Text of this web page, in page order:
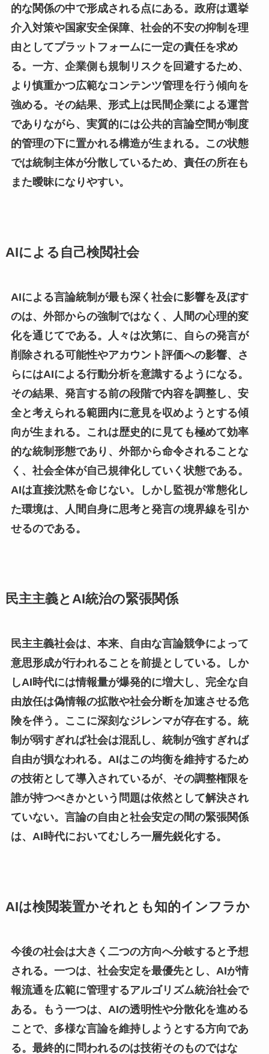
的な関係の中で形成される点にある。政府は選挙
介入対策や国家安全保障、社会的不安の抑制を理
由としてプラットフォームに一定の責任を求め
る。一方、企業側も規制リスクを回避するため、
より慎重かつ広範なコンテンツ管理を行う傾向を
強める。その結果、形式上は民間企業による運営
でありながら、実質的には公共的言論空間が制度
的管理の下に置かれる構造が生まれる。この状態
では統制主体が分散しているため、責任の所在も
また曖昧になりやすい。
AIによる自己検閲社会
AIによる言論統制が最も深く社会に影響を及ぼす
のは、外部からの強制ではなく、人間の心理的変
化を通じてである。人々は次第に、自らの発言が
削除される可能性やアカウント評価への影響、さ
らにはAIによる行動分析を意識するようになる。
その結果、発言する前の段階で内容を調整し、安
全と考えられる範囲内に意見を収めようとする傾
向が生まれる。これは歴史的に見ても極めて効率
的な統制形態であり、外部から命令されることな
く、社会全体が自己規律化していく状態である。
AIは直接沈黙を命じない。しかし監視が常態化し
た環境は、人間自身に思考と発言の境界線を引か
せるのである。
民主主義とAI統治の緊張関係
民主主義社会は、本来、自由な言論競争によって
意思形成が行われることを前提としている。しか
しAI時代には情報量が爆発的に増大し、完全な自
由放任は偽情報の拡散や社会分断を加速させる危
険を伴う。ここに深刻なジレンマが存在する。統
制が弱すぎれば社会は混乱し、統制が強すぎれば
自由が損なわれる。AIはこの均衡を維持するため
の技術として導入されているが、その調整権限を
誰が持つべきかという問題は依然として解決され
ていない。言論の自由と社会安定の間の緊張関係
は、AI時代においてむしろ一層先鋭化する。
AIは検閲装置かそれとも知的インフラか
今後の社会は大きく二つの方向へ分岐すると予想
される。一つは、社会安定を最優先とし、AIが情
報流通を広範に管理するアルゴリズム統治社会で
ある。もう一つは、AIの透明性や分散化を進める
ことで、多様な言論を維持しようとする方向であ
る。最終的に問われるのは技術そのものではな